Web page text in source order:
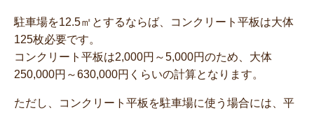
駐車場を12.5㎡とするならば、コンクリート平板は大体
125枚必要です。
コンクリート平板は2,000円～5,000円のため、大体
250,000円～630,000円くらいの計算となります。
ただし、コンクリート平板を駐車場に使う場合には、平